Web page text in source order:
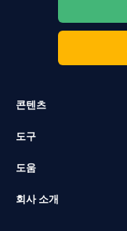
콘텐츠
도구
도움
회사 소개